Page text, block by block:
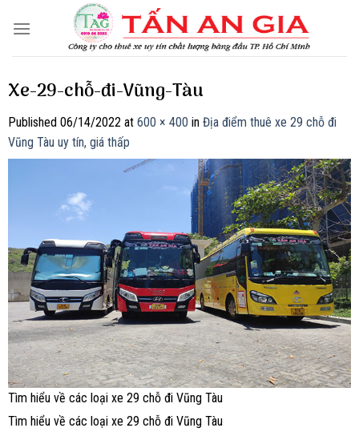
Xe-29-chỗ-đi-Vũng-Tàu
Published 06/14/2022 at 600 × 400 in Địa điểm thuê xe 29 chỗ đi
Vũng Tàu uy tín, giá thấp
Tìm hiểu về các loại xe 29 chỗ đi Vũng Tàu
Tìm hiểu về các loại xe 29 chỗ đi Vũng Tàu